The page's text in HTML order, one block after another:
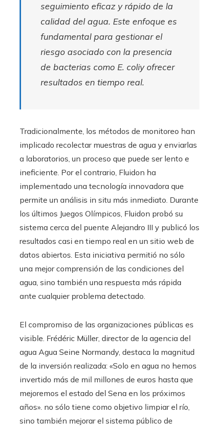
seguimiento eficaz y rápido de la
calidad del agua. Este enfoque es
fundamental para gestionar el
riesgo asociado con la presencia
de bacterias como E. coliy ofrecer
resultados en tiempo real.
Tradicionalmente, los métodos de monitoreo han
implicado recolectar muestras de agua y enviarlas
a laboratorios, un proceso que puede ser lento e
ineficiente. Por el contrario, Fluidon ha
implementado una tecnología innovadora que
permite un análisis in situ más inmediato. Durante
los últimos Juegos Olímpicos, Fluidon probó su
sistema cerca del puente Alejandro III y publicó los
resultados casi en tiempo real en un sitio web de
datos abiertos. Esta iniciativa permitió no sólo
una mejor comprensión de las condiciones del
agua, sino también una respuesta más rápida
ante cualquier problema detectado.
El compromiso de las organizaciones públicas es
visible. Frédéric Müller, director de la agencia del
agua Agua Seine Normandy, destaca la magnitud
de la inversión realizada: «Solo en agua no hemos
invertido más de mil millones de euros hasta que
mejoremos el estado del Sena en los próximos
años». no sólo tiene como objetivo limpiar el río,
sino también mejorar el sistema público de